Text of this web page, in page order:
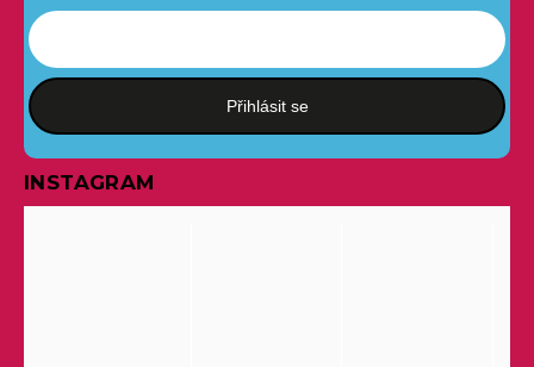
Přihlásit se
INSTAGRAM